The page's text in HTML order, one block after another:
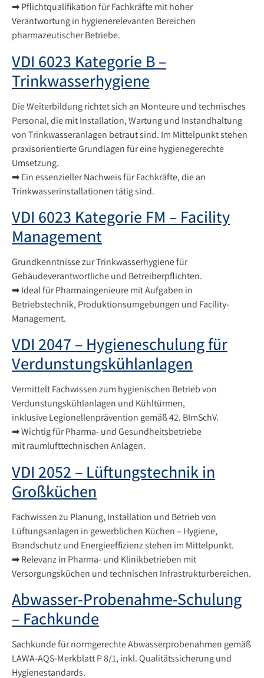
➡ Pflichtqualifikation für Fachkräfte mit hoher
Verantwortung in hygienerelevanten Bereichen
pharmazeutischer Betriebe.
VDI 6023 Kategorie B –
Trinkwasserhygiene
Die Weiterbildung richtet sich an Monteure und technisches
Personal, die mit Installation, Wartung und Instandhaltung
von Trinkwasseranlagen betraut sind. Im Mittelpunkt stehen
praxisorientierte Grundlagen für eine hygienegerechte
Umsetzung.
➡ Ein essenzieller Nachweis für Fachkräfte, die an
Trinkwasserinstallationen tätig sind.
VDI 6023 Kategorie FM – Facility
Management
Grundkenntnisse zur Trinkwasserhygiene für
Gebäudeverantwortliche und Betreiberpflichten.
➡ Ideal für Pharmaingenieure mit Aufgaben in
Betriebstechnik, Produktionsumgebungen und Facility-
Management.
VDI 2047 – Hygieneschulung für
Verdunstungskühlanlagen
Vermittelt Fachwissen zum hygienischen Betrieb von
Verdunstungskühlanlagen und Kühltürmen,
inklusive Legionellenprävention gemäß 42. BImSchV.
➡ Wichtig für Pharma- und Gesundheitsbetriebe
mit raumlufttechnischen Anlagen.
VDI 2052 – Lüftungstechnik in
Großküchen
Fachwissen zu Planung, Installation und Betrieb von
Lüftungsanlagen in gewerblichen Küchen – Hygiene,
Brandschutz und Energieeffizienz stehen im Mittelpunkt.
➡ Relevanz in Pharma- und Klinikbetrieben mit
Versorgungsküchen und technischen Infrastrukturbereichen.
Abwasser-Probenahme-Schulung
– Fachkunde
Sachkunde für normgerechte Abwasserprobenahmen gemäß
LAWA-AQS-Merkblatt P 8/1, inkl. Qualitätssicherung und
Hygienestandards.